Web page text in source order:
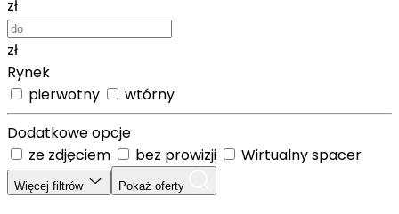
zł
zł
Rynek
pierwotny
wtórny
Dodatkowe opcje
ze zdjęciem
bez prowizji Wirtualny spacer
Więcej filtrów Pokaż oferty